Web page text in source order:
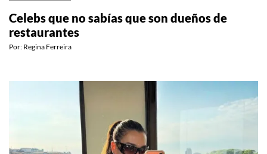
Celebs que no sabías que son dueños de
restaurantes
Por: Regina Ferreira